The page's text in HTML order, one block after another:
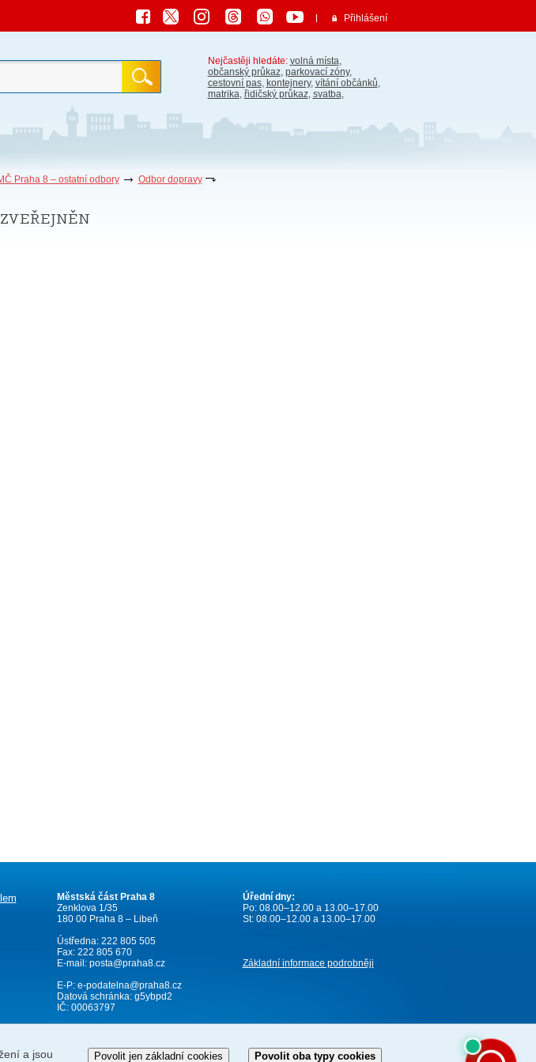
Přihlášení
Nejčastěji hledáte: volná místa,
občanský průkaz, parkovací zóny,
cestovní pas, kontejnery, vítání občánků,
matrika, řidičský průkaz, svatba,
Praha 8 – ostatní odbory Odbor dopravy
Městská část Praha 8
Zenklova 1/35
180 00 Praha 8 – Libeň
Ústředna: 222 805 505
Fax: 222 805 670
E-mail: posta@praha8.cz
E-P:e-podatelna@praha8.cz
Datová schránka: g5ybpd2
IČ: 00063797
Úřední dny:
Po: 08.00–12.00 a 13.00–17.00
St: 08.00–12.00 a 13.00–17.00
Základní informace podrobněji
a jsou
Povolit jen základní cookies Povolit oba typy cookies